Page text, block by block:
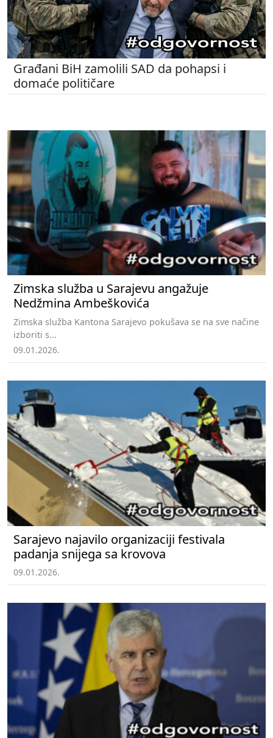
Građani BiH zamolili SAD da pohapsi i
domaće političare
Zimska služba u Sarajevu angažuje
Nedžmina Ambeškovića
Zimska služba Kantona Sarajevo pokušava se na sve načine
izboriti s...
09.01.2026.
Sarajevo najavilo organizaciji festivala
padanja snijega sa krovova
09.01.2026.